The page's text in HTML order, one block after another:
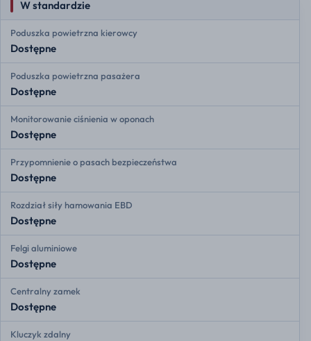
W standardzie
Poduszka powietrzna kierowcy
Dostępne
Poduszka powietrzna pasażera
Dostępne
Monitorowanie ciśnienia w oponach
Dostępne
Przypomnienie o pasach bezpieczeństwa
Dostępne
Rozdział siły hamowania EBD
Dostępne
Felgi aluminiowe
Dostępne
Centralny zamek
Dostępne
Kluczyk zdalny